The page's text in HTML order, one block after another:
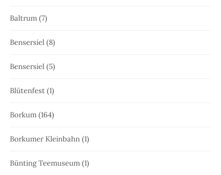
Baltrum (7)
Bensersiel (8)
Bensersiel (5)
Blütenfest (1)
Borkum (164)
Borkumer Kleinbahn (1)
Bünting Teemuseum (1)